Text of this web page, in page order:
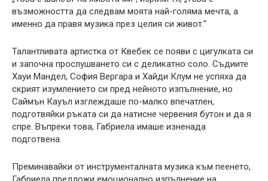
възможността да следвам моята най-голяма мечта, а
именно да правя музика през целия си живот.“
Талантливата артистка от Квебек се появи с цигулката си
и започна прослушването си с деликатно соло. Съдиите
Хауи Мандел, София Вергара и Хайди Клум не успяха да
скрият изумлението си пред нейното изпълнение, но
Саймън Кауъл изглеждаше по-малко впечатлен,
подготвяйки ръката си да натисне червения бутон и да я
спре. Въпреки това, Габриела имаше изненада
подготвена.
Преминавайки от инструменталната музика към пеенето,